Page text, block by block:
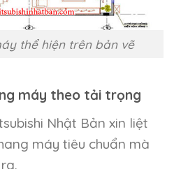
thể hiện trên bản vẽ
máy theo tải trọng
Nhật Bản xin liệt
máy tiêu chuẩn mà